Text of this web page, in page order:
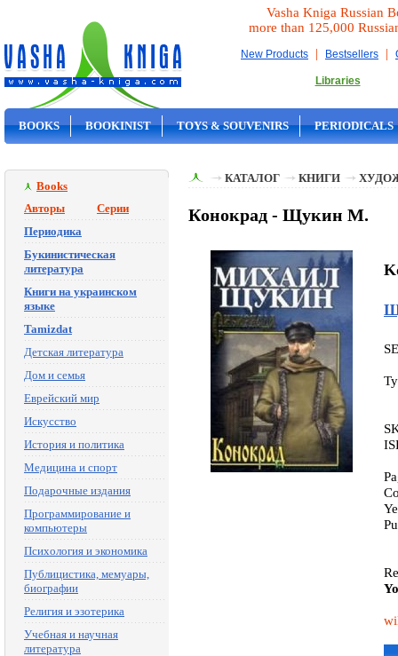
Vasha Kniga Russian
more than 125,000
New Products | Bestsellers |
Libraries
BOOKS BOOKINIST TOYS & SOUVENIRS PERIODICALS
Books
Авторы
Серии
Периодика
Букинистическая
литература
Книги на украинском
языке
Tamizdat
Детская литература
Дом и семья
Еврейский мир
Искусство
История и политика
Медицина и спорт
Подарочные издания
Программирование и
компьютеры
Психология и экономика
Публицистика, мемуары,
биографии
Религия и эзотерика
Учебная и научная
литература
КАТАЛОГ КНИГИ
Конокрад - Щукин М.